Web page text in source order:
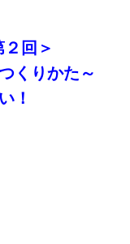
回＞
くりかた～
！